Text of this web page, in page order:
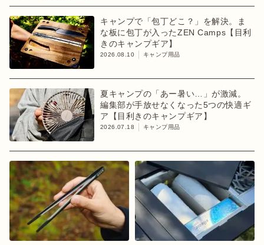
キャンプで「包丁どこ？」を解決。ま
な板に包丁が入ったZEN Camps【目利
きのキャンプギア】
2026.08.10 キャンプ用品
夏キャンプの「あー暑い…」が激減。
編集部が手放せなくなった5つの快適ギ
ア【目利きのキャンプギア】
2026.07.18 キャンプ用品